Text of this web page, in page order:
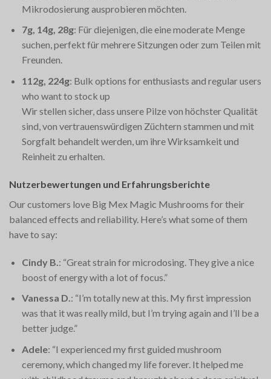
Mikrodosierung ausprobieren möchten.
7g, 14g, 28g: Für diejenigen, die eine moderate Menge
suchen, perfekt für mehrere Sitzungen oder zum Teilen mit
Freunden.
112g, 224g: Bulk options for enthusiasts and regular users
who want to stock up​
Wir stellen sicher, dass unsere Pilze von höchster Qualität
sind, von vertrauenswürdigen Züchtern stammen und mit
Sorgfalt behandelt werden, um ihre Wirksamkeit und
Reinheit zu erhalten.
Nutzerbewertungen und Erfahrungsberichte
Our customers love Big Mex Magic Mushrooms for their
balanced effects and reliability. Here’s what some of them
have to say:
Cindy B. : “Great strain for microdosing. They give a nice
boost of energy with a lot of focus.”
Vanessa D.: “I’m totally new at this. My first impression
was that it was really mild, but I’m trying again and I’ll be a
better judge.”
Adele: “I experienced my first guided mushroom
ceremony, which changed my life forever. It helped me